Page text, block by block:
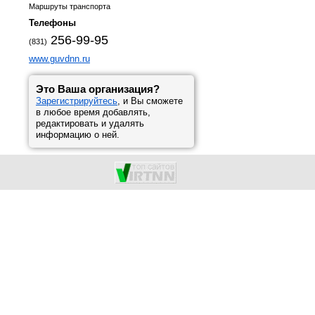
Маршруты транспорта
Телефоны
(831) 256-99-95
www.guvdnn.ru
Это Ваша организация?
Зарегистрируйтесь, и Вы сможете
в любое время добавлять,
редактировать и удалять
информацию о ней.